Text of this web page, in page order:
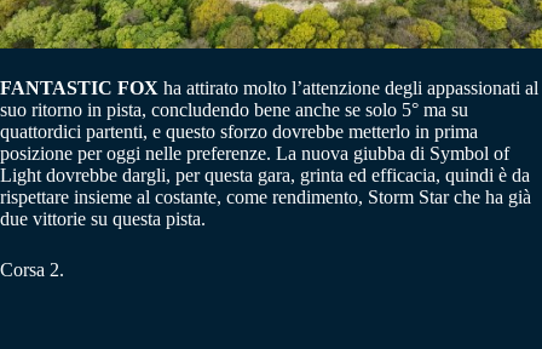
FANTASTIC FOX ha attirato molto l’attenzione degli appassionati al
suo ritorno in pista, concludendo bene anche se solo 5° ma su
quattordici partenti, e questo sforzo dovrebbe metterlo in prima
posizione per oggi nelle preferenze. La nuova giubba di Symbol of
Light dovrebbe dargli, per questa gara, grinta ed efficacia, quindi è da
rispettare insieme al costante, come rendimento, Storm Star che ha già
due vittorie su questa pista.
Corsa 2.